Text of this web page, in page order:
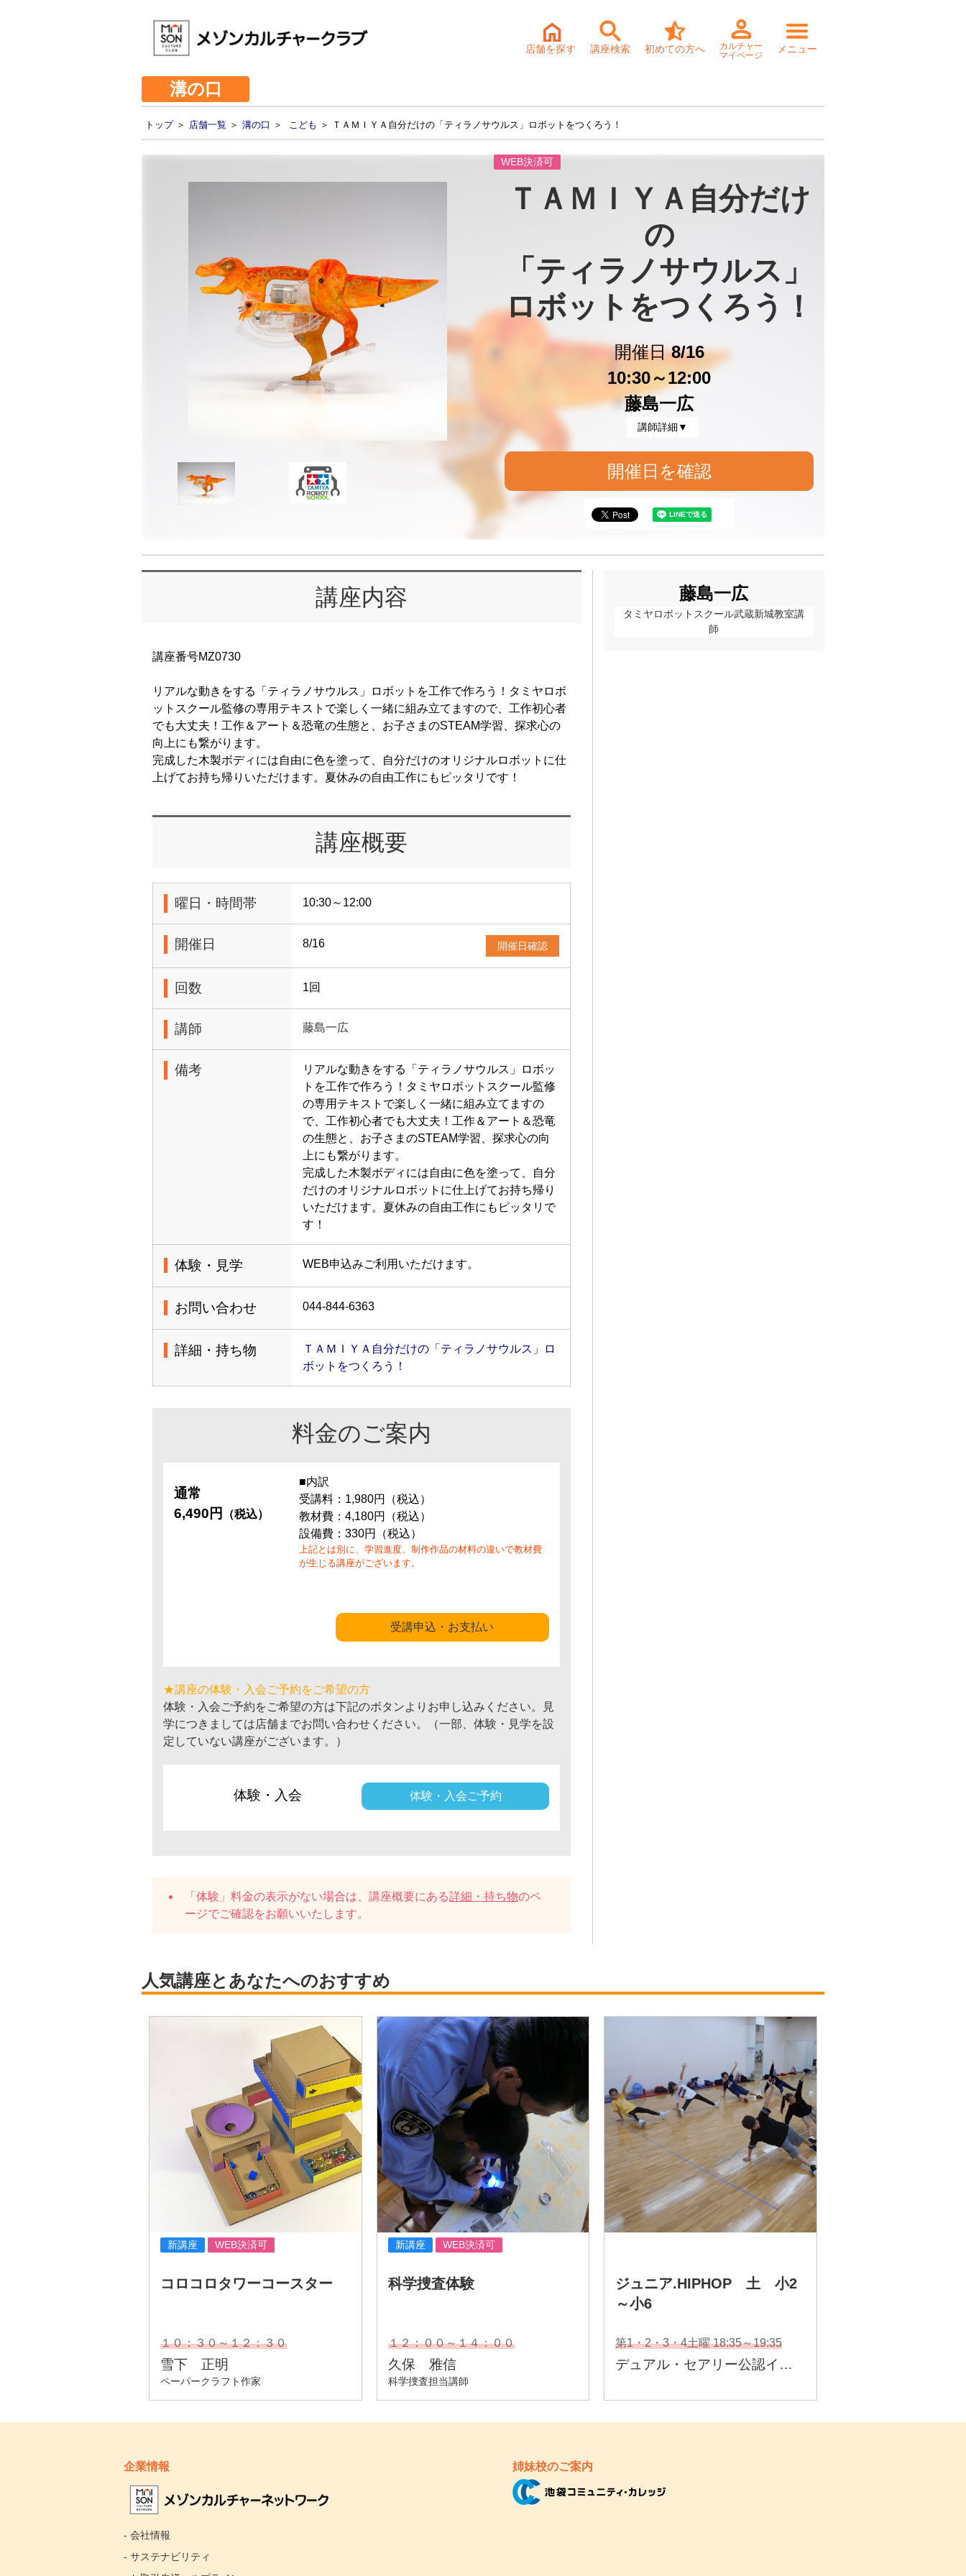
店舗を探す 講座検索 初めての方へ
カルチャー
マイページ
メニュー
溝の口
トップ＞ 店舗一覧 ＞ 溝の口 ＞ こども ＞ ＴＡＭＩＹＡ自分だけの「ティラノサウルス」ロボットをつくろう！
WEB決済可
ＴＡＭＩＹＡ自分だけ
の
「ティラノサウルス」
ロボットをつくろう！
開催日8/16
10:30～12:00
藤島一広
講師詳細▼
開催日を確認
講座内容
講座番号MZ0730
リアルな動きをする「ティラノサウルス」ロボットを工作で作ろう！タミヤロボ
ットスクール監修の専用テキストで楽しく一緒に組み立てますので、工作初心者
でも大丈夫！工作＆アート＆恐竜の生態と、お子さまのSTEAM学習、探求心の
向上にも繋がります。
完成した木製ボディには自由に色を塗って、自分だけのオリジナルロボットに仕
上げてお持ち帰りいただけます。夏休みの自由工作にもピッタリです！
講座概要
曜日・時間帯 10:30～12:00
開催日 8/16 開催日確認
回数 1回
講師 藤島一広
備考
リアルな動きをする「ティラノサウルス」ロボッ
トを工作で作ろう！タミヤロボットスクール監修
の専用テキストで楽しく一緒に組み立てますの
で、工作初心者でも大丈夫！工作＆アート＆恐竜
の生態と、お子さまのSTEAM学習、探求心の向
上にも繋がります。
完成した木製ボディには自由に色を塗って、自分
だけのオリジナルロボットに仕上げてお持ち帰り
いただけます。夏休みの自由工作にもピッタリで
す！
体験・見学 WEB申込みご利用いただけます。
お問い合わせ 044-844-6363
詳細・持ち物
ＴＡＭＩＹＡ自分だけの「ティラノサウルス」ロ
ボットをつくろう！
料金のご案内
通常
6,490円
（税込）
■内訳
受講料：1,980円（税込）
教材費：4,180円（税込）
設備費：330円（税込）
上記とは別に、学習進度、制作作品の材料の違いで教材費
が生じる講座がございます。
受講申込・お支払い
★講座の体験・入会ご予約をご希望の方
体験・入会ご予約をご希望の方は下記のボタンよりお申し込みください。見
学につきましては店舗までお問い合わせください。（一部、体験・見学を設
定していない講座がございます。）
体験・入会 体験・入会ご予約
「体験」料金の表示がない場合は、講座概要にある詳細・持ち物のペ
ージでご確認をお願いいたします。
藤島一広
タミヤロボットスクール武蔵新城教室講
師
企業情報
- 会社情報
- サステナビリティ
姉妹校のご案内